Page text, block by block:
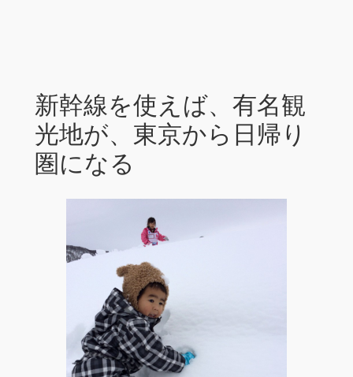
新幹線を使えば、有名観
光地が、東京から日帰り
圏になる